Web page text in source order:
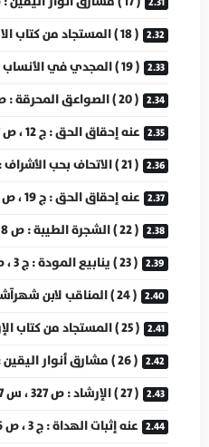
( 18 ) المستجاد من كتاب الارشاد : ص 229 ، س 5
( 19 ) المجدي في الأنساب : ص 128 ، س 15 .
( 20 ) الصواعق المحرقة : ص 206 ، س 28 .
عنه إحقاق الحق : ج 12 ، ص 417 ، س 3 .
( 21 ) الاتحاف بحب الأشراف : ص 64 .
عنه إحقاق الحق : ج 19 ، ص 593 ، س 14 .
( 22 ) الشجرة الطيبة : ص 8 11 .
( 23 ) ينابيع المودة : ج 3 ، ص 301 ، س 4 .
( 24 ) المناقب لابن شهرآشوب : ج 4 ، ص 394 ، س 14 .
( 25 ) المستجاد من كتاب الإرشاد : ص 229 ، س 5 .
( 26 ) مشارق أنوار اليقين : ص 101 ، س 17 .
( 27 ) الإرشاد : ص 327 ، س 7 .
عنه إثبات الهداة : ج 3 ، ص 356 ، س 10 .